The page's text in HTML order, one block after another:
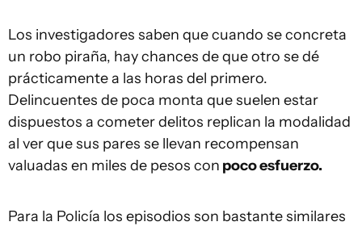
Los investigadores saben que cuando se concreta
un robo piraña, hay chances de que otro se dé
prácticamente a las horas del primero.
Delincuentes de poca monta que suelen estar
dispuestos a cometer delitos replican la modalidad
al ver que sus pares se llevan recompensan
valuadas en miles de pesos con poco esfuerzo.
Para la Policía los episodios son bastante similares